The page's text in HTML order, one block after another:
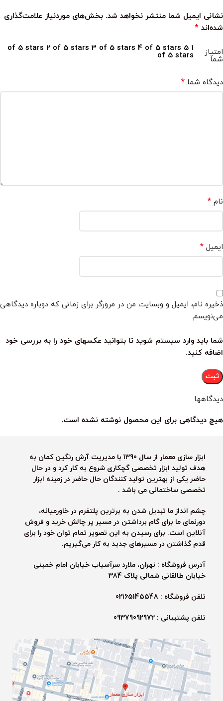
دیدگاهها
هیچ دیدگاهی برای این محصول نوشته نشده است.
نشانی ایمیل شما منتشر نخواهد شد. بخش‌های موردنیاز علامت‌گذاری
شده‌اند *
امتیاز
شما
1 of 5 stars
2 of 5 stars 3 of 5 stars 4 of 5 stars 5
of 5 stars
دیدگاه شما *
نام *
ایمیل *
ذخیره نام، ایمیل و وبسایت من در مرورگر برای زمانی که دوباره دیدگاهی
می‌نویسم.
شما باید وارد سیستم شوید تا بتوانید عکسهای خود را به بررسی خود
اضافه کنید.
ابزار سازی معمار از سال 1390 با مدیریت آرش رنگین کمان به
هدف تولید ابزار تخصصی گچکاری شروع به کار کرد و در حال
حاضر یکی از بهترین تولید کنندگان حال حاضر در زمینه ابزار
تخصصی ساختمانی می باشد .
چشم انداز ما تبدیل شدن به برترین پلتفرم در خاورمیانه،
دورنمای ما برای گام برداشتن در مسیر پر چالش خرید و فروش
آنلاین است. برای رسیدن به این تصویر تمام توان خود را برای
قدم گذاشتن در مسیرهای جدید به کار می‌گیریم.
آدرس فروشگاه : تهران، ملارد سرآسیاب خیابان امام خمینی
خیابان طالقانی شمالی پلاک 384
تلفن فروشگاه : 02165145548
تلفن پشتیبانی : 09379092972